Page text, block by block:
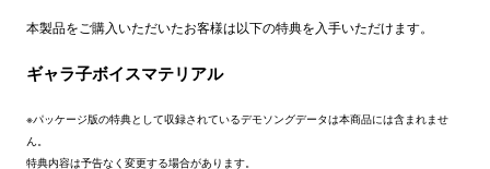
本製品をご購入いただいたお客様は以下の特典を入手いただけます。
ギャラ子ボイスマテリアル
※パッケージ版の特典として収録されているデモソングデータは本商品には含まれませ
ん。
特典内容は予告なく変更する場合があります。